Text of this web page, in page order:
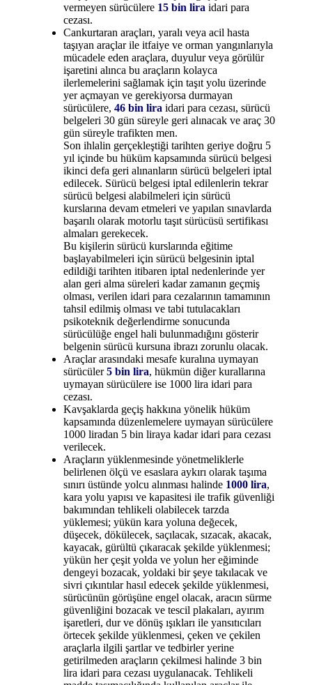
vermeyen sürücülere 15 bin lira idari para
cezası.
Cankurtaran araçları, yaralı veya acil hasta
taşıyan araçlar ile itfaiye ve orman yangınlarıyla
mücadele eden araçlara, duyulur veya görülür
işaretini alınca bu araçların kolayca
ilerlemelerini sağlamak için taşıt yolu üzerinde
yer açmayan ve gerekiyorsa durmayan
sürücülere,46 bin lira idari para cezası, sürücü
belgeleri 30 gün süreyle geri alınacak ve araç 30
gün süreyle trafikten men.
Son ihlalin gerçekleştiği tarihten geriye doğru 5
yıl içinde bu hüküm kapsamında sürücü belgesi
ikinci defa geri alınanların sürücü belgeleri iptal
edilecek. Sürücü belgesi iptal edilenlerin tekrar
sürücü belgesi alabilmeleri için sürücü
kurslarına devam etmeleri ve yapılan sınavlarda
başarılı olarak motorlu taşıt sürücüsü sertifikası
almaları gerekecek.
Bu kişilerin sürücü kurslarında eğitime
başlayabilmeleri için sürücü belgesinin iptal
edildiği tarihten itibaren iptal nedenlerinde yer
alan geri alma süreleri kadar zamanın geçmiş
olması, verilen idari para cezalarının tamamının
tahsil edilmiş olması ve tabi tutulacakları
psikoteknik değerlendirme sonucunda
sürücülüğe engel hali bulunmadığını gösterir
belgenin sürücü kursuna ibrazı zorunlu olacak.
Araçlar arasındaki mesafe kuralına uymayan
sürücüler5 bin lira, hükmün diğer kurallarına
uymayan sürücülere ise 1000 lira idari para
cezası.
Kavşaklarda geçiş hakkına yönelik hüküm
kapsamında düzenlemelere uymayan sürücülere
1000 liradan 5 bin liraya kadar idari para cezası
verilecek.
Araçların yüklenmesinde yönetmeliklerle
belirlenen ölçü ve esaslara aykırı olarak taşıma
sınırı üstünde yolcu alınması halinde 1000 lira,
kara yolu yapısı ve kapasitesi ile trafik güvenliği
bakımından tehlikeli olabilecek tarzda
yüklemesi; yükün kara yoluna değecek,
düşecek, dökülecek, saçılacak, sızacak, akacak,
kayacak, gürültü çıkaracak şekilde yüklenmesi;
yükün her çeşit yolda ve yolun her eğiminde
dengeyi bozacak, yoldaki bir şeye takılacak ve
sivri çıkıntılar hasıl edecek şekilde yüklenmesi,
sürücünün görüşüne engel olacak, aracın sürme
güvenliğini bozacak ve tescil plakaları, ayırım
işaretleri, dur ve dönüş ışıkları ile yansıtıcıları
örtecek şekilde yüklenmesi, çeken ve çekilen
araçlarla ilgili şartlar ve tedbirler yerine
getirilmeden araçların çekilmesi halinde 3 bin
lira idari para cezası uygulanacak. Tehlikeli